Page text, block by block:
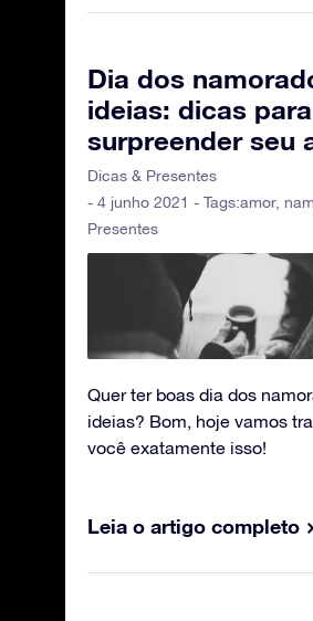
Dia dos
ideias: dicas para
surpreender seu
Dicas & Presentes
- 4 junho 2021 - Tags:amor,
Presentes
Quer ter boas dia dos
ideias? Bom, hoje vamos
você exatamente isso!
Leia o artigo completo